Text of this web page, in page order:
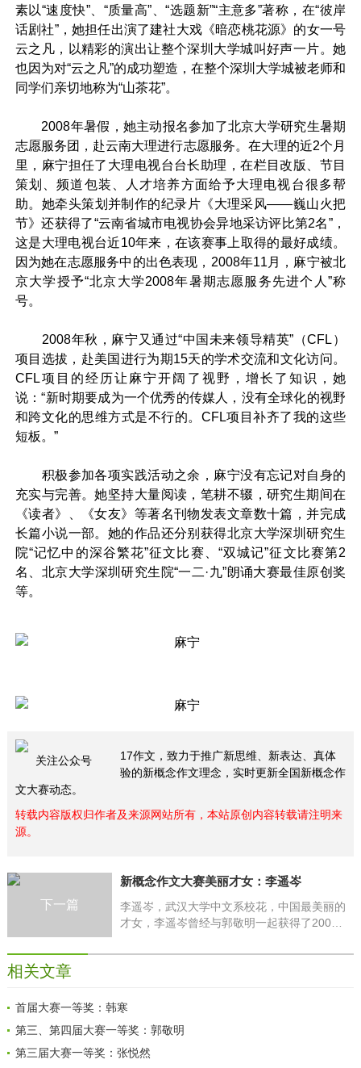
素以“速度快”、“质量高”、“选题新”“主意多”著称，在“彼岸
话剧社”，她担任出演了建社大戏《暗恋桃花源》的女一号
云之凡，以精彩的演出让整个深圳大学城叫好声一片。她
也因为对“云之凡”的成功塑造，在整个深圳大学城被老师和
同学们亲切地称为“山茶花”。
2008年暑假，她主动报名参加了北京大学研究生暑期
志愿服务团，赴云南大理进行志愿服务。在大理的近2个月
里，麻宁担任了大理电视台台长助理，在栏目改版、节目
策划、频道包装、人才培养方面给予大理电视台很多帮
助。她牵头策划并制作的纪录片《大理采风——巍山火把
节》还获得了“云南省城市电视协会异地采访评比第2名”，
这是大理电视台近10年来，在该赛事上取得的最好成绩。
因为她在志愿服务中的出色表现，2008年11月，麻宁被北
京大学授予“北京大学2008年暑期志愿服务先进个人”称
号。
2008年秋，麻宁又通过“中国未来领导精英”（CFL）
项目选拔，赴美国进行为期15天的学术交流和文化访问。
CFL项目的经历让麻宁开阔了视野，增长了知识，她
说：“新时期要成为一个优秀的传媒人，没有全球化的视野
和跨文化的思维方式是不行的。CFL项目补齐了我的这些
短板。”
积极参加各项实践活动之余，麻宁没有忘记对自身的
充实与完善。她坚持大量阅读，笔耕不辍，研究生期间在
《读者》、《女友》等著名刊物发表文章数十篇，并完成
长篇小说一部。她的作品还分别获得北京大学深圳研究生
院“记忆中的深谷繁花”征文比赛、“双城记”征文比赛第2
名、北京大学深圳研究生院“一二·九”朗诵大赛最佳原创奖
等。
关注公众号
17作文，致力于推广新思维、新表达、真体
验的新概念作文理念，实时更新全国新概念作
文大赛动态。
转载内容版权归作者及来源网站所有，本站原创内容转载请注明来
源。
下一篇
新概念作文大赛美丽才女：李遥岑
李遥岑，武汉大学中文系校花，中国最美丽的
才女，李遥岑曾经与郭敬明一起获得了2002
进武汉大学中文系
相关文章
首届大赛一等奖：韩寒
第三、第四届大赛一等奖：郭敬明
第三届大赛一等奖：张悦然